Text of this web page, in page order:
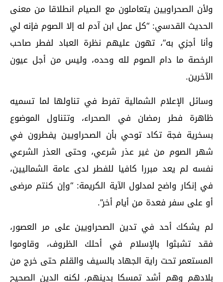
ولأن الصحراويين يتعاملون مع الصيام انطلاقا من معنى
الحديث القدسي: “كل عمل ابن آدم له إلا الصوم فإنه لي
وأنا أجزي به”، تهون عليهم نظرة العباد لفطر صاحب
الرخصة ما دام الصوم لله وحده، وليس من أجل عيون
الآخرين.
وسائل الإعلام الشمالية تفرط في تناولها لما تسميه
ظاهرة فطر رمضان في الصحراء، وتتناول الموضوع
بسخرية فجة تكاد توحي بأن الصحراويين يفطرون في
شهر الصوم من غير عذر شرعي، وحتى العذر الشرعي
نفسه لم يعد مبررا كافيا للفطر لدى عامة الشماليين،
في إنكار واضح لمدلول الآية الكريمة: “وإن كنتم مرضى
أو على سفر فعدة من أيام أخر”.
لم يشكك أحد في تدين الصحراويين على مر العصور،
فقد تشبثوا بالإسلام في أحلك الظروف، وقاوموا
المستعمر تحت راية الجهاد بالسيف والقلم حتى خرج من
بلادهم وهم أشد تمسكا بدينهم، لكنه الدين الصحيح